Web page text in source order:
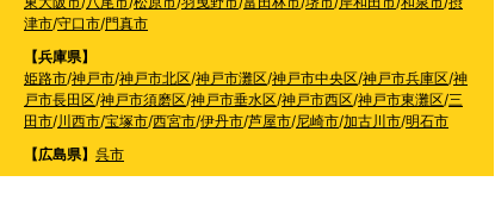
津市/守口市/門真市
【兵庫県】
姫路市/神戸市/神戸市北区/神戸市灘区/神戸市中央区/神戸市兵庫区/神
戸市長田区/神戸市須磨区/神戸市垂水区/神戸市西区/神戸市東灘区/三
田市/川西市/宝塚市/西宮市/伊丹市/芦屋市/尼崎市/加古川市/明石市
【広島県】 呉市